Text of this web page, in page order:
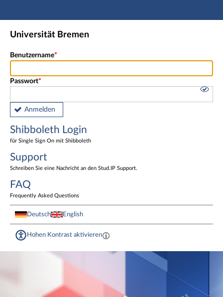
Hauptnavigation
Shibboleth Login
Universität Bremen
Benutzername
Passwort
Anmelden
Shibboleth Login
für Single Sign On mit Shibboleth
Support
Schreiben Sie eine Nachricht an den Stud.IP Support.
FAQ
Frequently Asked Questions
Deutsch English
Hohen Kontrast aktivieren